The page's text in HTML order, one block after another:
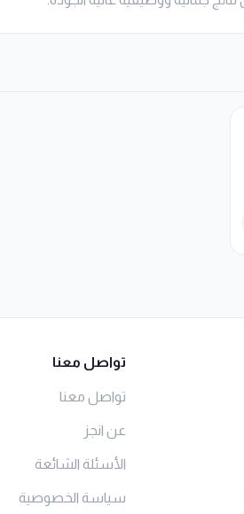
تواصل معنا
تواصل معنا
عن انجز
الأسئلة الشائعة
سياسة الخصوصية